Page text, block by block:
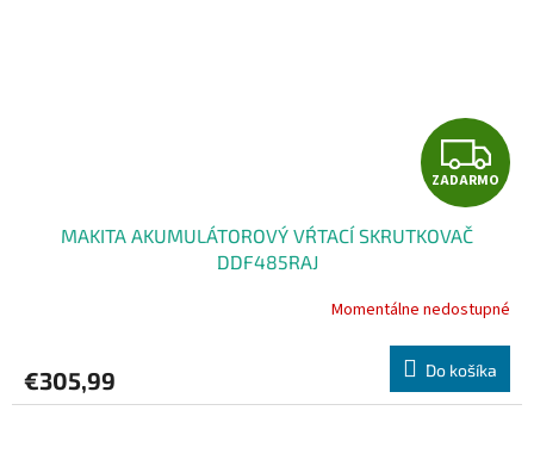
Z
A
A
R
M
ZADARMO
MAKITA AKUMULÁTOROVÝ VŔTACÍ SKRUTKOVAČ
DDF485RAJ
Momentálne nedostupné
€305,99 Do košíka